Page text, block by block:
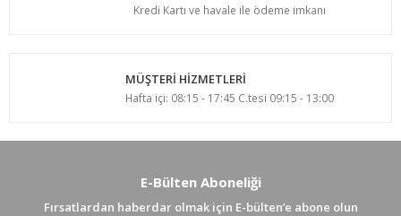
Kredi Kartı ve havale ile ödeme imkanı
MÜŞTERİ HİZMETLERİ
Hafta içi: 08:15 - 17:45 C.tesi 09:15 - 13:00
E-Bülten Aboneliği
Fırsatlardan haberdar olmak için E-bülten’e abone olun